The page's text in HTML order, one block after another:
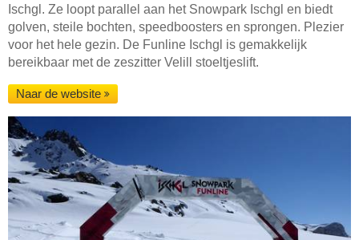
Ischgl. Ze loopt parallel aan het Snowpark Ischgl en biedt
golven, steile bochten, speedboosters en sprongen. Plezier
voor het hele gezin. De Funline Ischgl is gemakkelijk
bereikbaar met de zeszitter Velill stoeltjeslift.
Naar de website